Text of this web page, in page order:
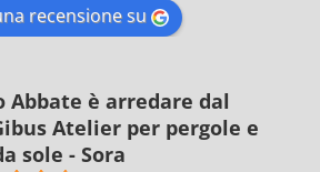
recensione su
Abbate è arredare dal
Atelier per pergole e
sole - Sora